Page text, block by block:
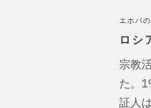
エホバの
ロシ
宗教
た。
証人